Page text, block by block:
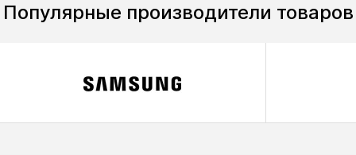
Популярные производители товаров